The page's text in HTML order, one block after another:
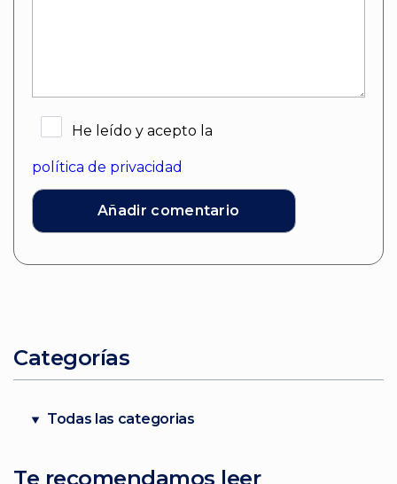
He leído y acepto la
política de privacidad
Categorías
Todas las categorias
Te recomendamos leer